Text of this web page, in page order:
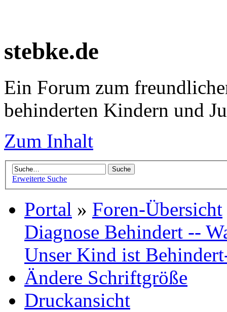
stebke.de
Ein Forum zum
behinderten Kindern und
Zum Inhalt
Erweiterte Suche
Portal » Foren-Übersicht
Diagnose Behindert --
Unser Kind ist
Ändere Schriftgröße
Druckansicht